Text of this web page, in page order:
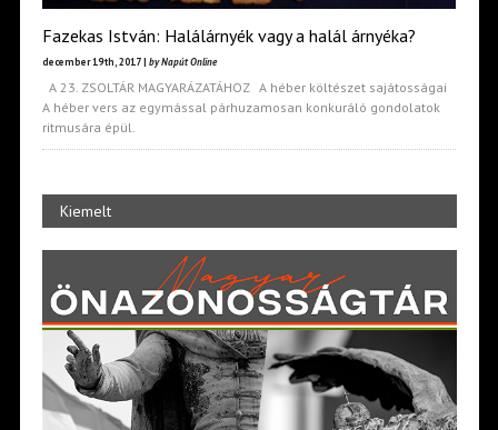
Fazekas István: Halálárnyék vagy a halál árnyéka?
december 19th, 2017 | by Napút Online
A 23. ZSOLTÁR MAGYARÁZATÁHOZ A héber költészet sajátosságai
A héber vers az egymással párhuzamosan konkuráló gondolatok
ritmusára épül.
Kiemelt